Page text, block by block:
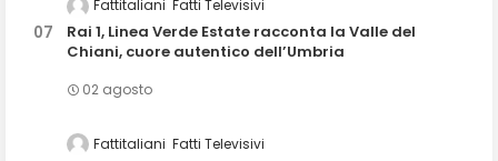
Fattitaliani Fatti Televisivi
Rai 1, Linea Verde Estate racconta la Valle del
Chiani, cuore autentico dell’Umbria
02 agosto
Fattitaliani Fatti Televisivi